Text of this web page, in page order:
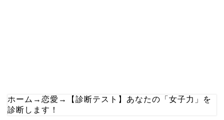
ホーム → 恋愛 →
【診断テスト】あなたの「女子力」を
診断します！